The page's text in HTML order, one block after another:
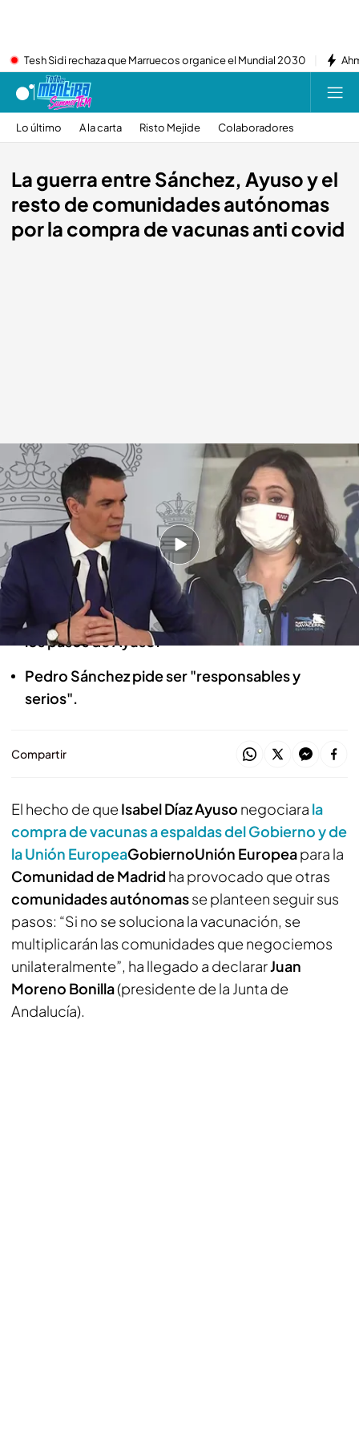
Tesh Sidi rechaza que Marruecos organice el Mundial 2030
Lo último A la carta Risto Mejide Colaboradores
La guerra entre Sánchez, Ayuso y el
resto de comunidades autónomas
por la compra de vacunas anti covid
Pedro Sánchez e Isabel días Ayuso.
Todo es mentira
09 ABR 2021 - 16:13h.
Isabel Díaz Ayuso, dispuesta a comprar
vacunas anti covid.
Otras comunidades autónomas quiere seguir
los pasos de Ayuso.
Pedro Sánchez pide ser "responsables y
serios".
Compartir
El hecho de que Isabel Díaz Ayuso negociara la
compra de vacunas a espaldas del Gobierno y de
la Unión EuropeaGobiernoUnión Europeapara la
Comunidad de Madrid ha provocado que otras
comunidades autónomasse planteen seguir sus
pasos: “Si no se soluciona la vacunación, se
multiplicarán las comunidades que negociemos
unilateralmente”, ha llegado a declararJuan
Moreno Bonilla(presidente de la Junta de
Andalucía).